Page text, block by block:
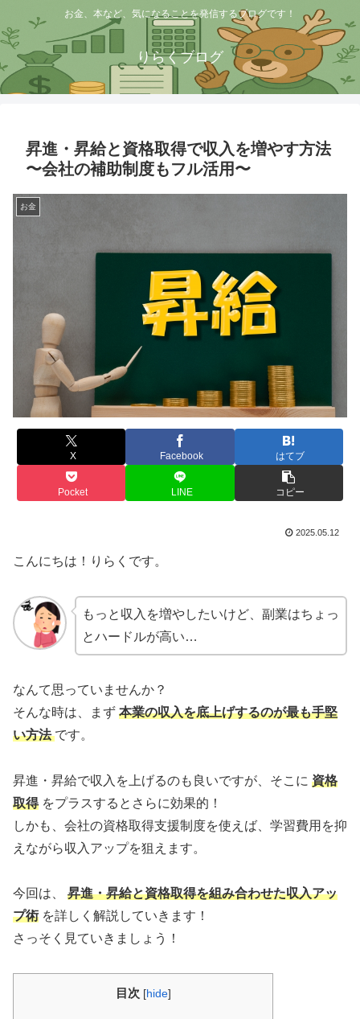
お金、本など、気になることを発信するブログです！
りらくブログ
昇進・昇給と資格取得で収入を増やす方法
〜会社の補助制度もフル活用〜
お金
X Facebook はてブ
Pocket LINE コピー
2025.05.12
こんにちは！りらくです。
もっと収入を増やしたいけど、副業はちょっ
とハードルが高い…
なんて思っていませんか？
そんな時は、まず 本業の収入を底上げするのが最も手堅
い方法 です。
昇進・昇給で収入を上げるのも良いですが、そこに 資格
取得をプラスするとさらに効果的！
しかも、会社の資格取得支援制度を使えば、学習費用を抑
えながら収入アップを狙えます。
今回は、 昇進・昇給と資格取得を組み合わせた収入アッ
プ術 を詳しく解説していきます！
さっそく見ていきましょう！
目次 [hide]